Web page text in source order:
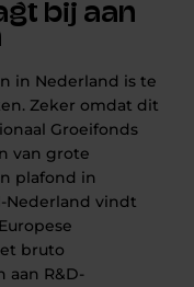
bij aan
in Nederland is te
Zeker omdat dit
Groeifonds
van grote
plafond in
Nederland vindt
bruto
aan R&D-